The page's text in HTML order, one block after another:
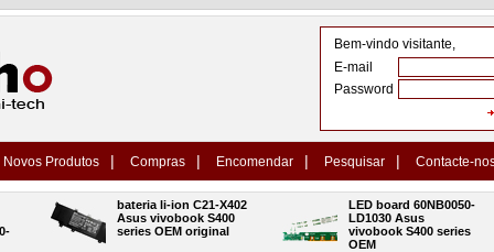
Bem-vindo visitante,
E-mail
Password
Novos Produtos | Compras | Encomendar | Pesquisar | Contacte-
bateria li-ion C21-X402
Asus vivobook S400
series OEM original
LED board 60NB0050-
LD1030 Asus
vivobook S400 series
OEM